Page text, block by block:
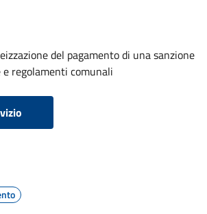
del pagamento di una sanzione
regolamenti comunali